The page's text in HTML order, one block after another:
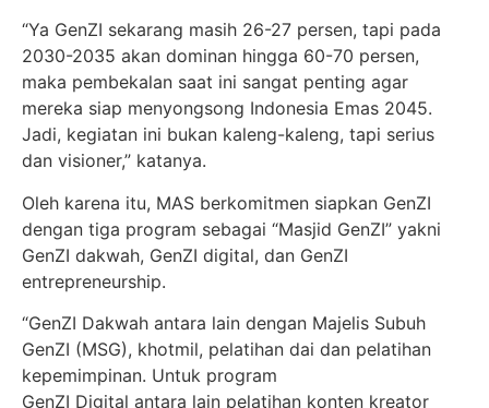
“Ya GenZI sekarang masih 26-27 persen, tapi pada
2030-2035 akan dominan hingga 60-70 persen,
maka pembekalan saat ini sangat penting agar
mereka siap menyongsong Indonesia Emas 2045.
Jadi, kegiatan ini bukan kaleng-kaleng, tapi serius
dan visioner,” katanya.
Oleh karena itu, MAS berkomitmen siapkan GenZI
dengan tiga program sebagai “Masjid GenZI” yakni
GenZI dakwah, GenZI digital, dan GenZI
entrepreneurship.
“GenZI Dakwah antara lain dengan Majelis Subuh
GenZI (MSG), khotmil, pelatihan dai dan pelatihan
kepemimpinan. Untuk program
GenZI Digital antara lain pelatihan konten kreator